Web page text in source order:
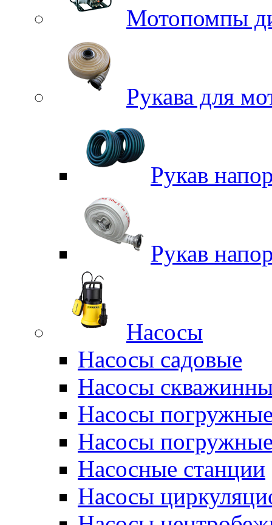
Мотопомпы
Рукава для
Рукав
Рукав
Насосы
Насосы садовые
Насосы
Насосы
Насосы
Насосные станции
Насосы